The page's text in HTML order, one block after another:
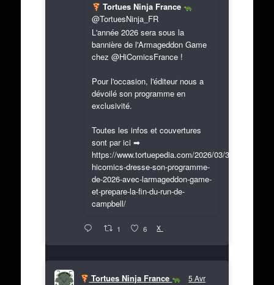
Tortues Ninja France
@TortuesNinja_FR
L'année 2026 sera sous la
bannière de l'Armageddon Game
chez @HiComicsFrance !
Pour l'occasion, l'éditeur nous a
dévoilé son programme en
exclusivité.
Toutes les infos et couvertures
sont par ici ➡
https://www.tortuepedia.com/2026/03/31/exclusif-
hicomics-dresse-son-programme-
de-2026-avec-larmageddon-game-
et-prepare-la-fin-du-run-de-
campbell/
1 6 X
Tortues Ninja France 5 Avr